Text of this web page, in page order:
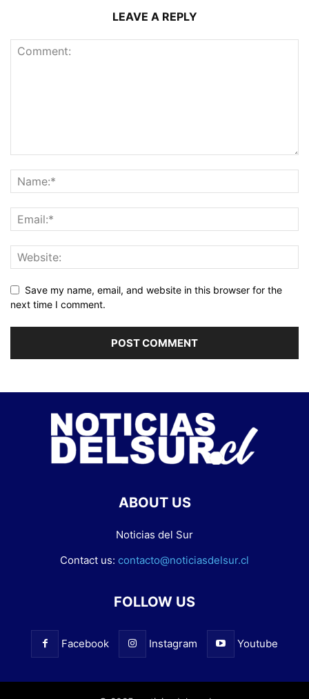
LEAVE A REPLY
Save my name, email, and website in this browser for the
next time I comment.
ABOUT US
Noticias del Sur
Contact us: contacto@noticiasdelsur.cl
FOLLOW US
Facebook Instagram Youtube